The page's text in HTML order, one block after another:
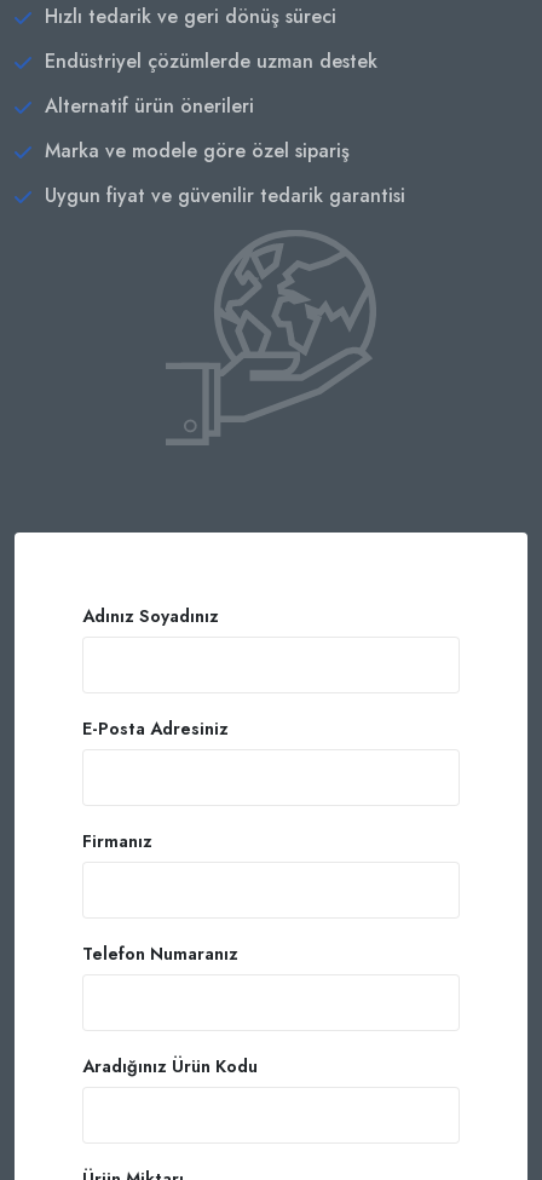
Hızlı tedarik ve geri dönüş süreci
Endüstriyel çözümlerde uzman destek
Alternatif ürün önerileri
Marka ve modele göre özel sipariş
Uygun fiyat ve güvenilir tedarik garantisi
Adınız Soyadınız
E-Posta Adresiniz
Firmanız
Telefon Numaranız
Aradığınız Ürün Kodu